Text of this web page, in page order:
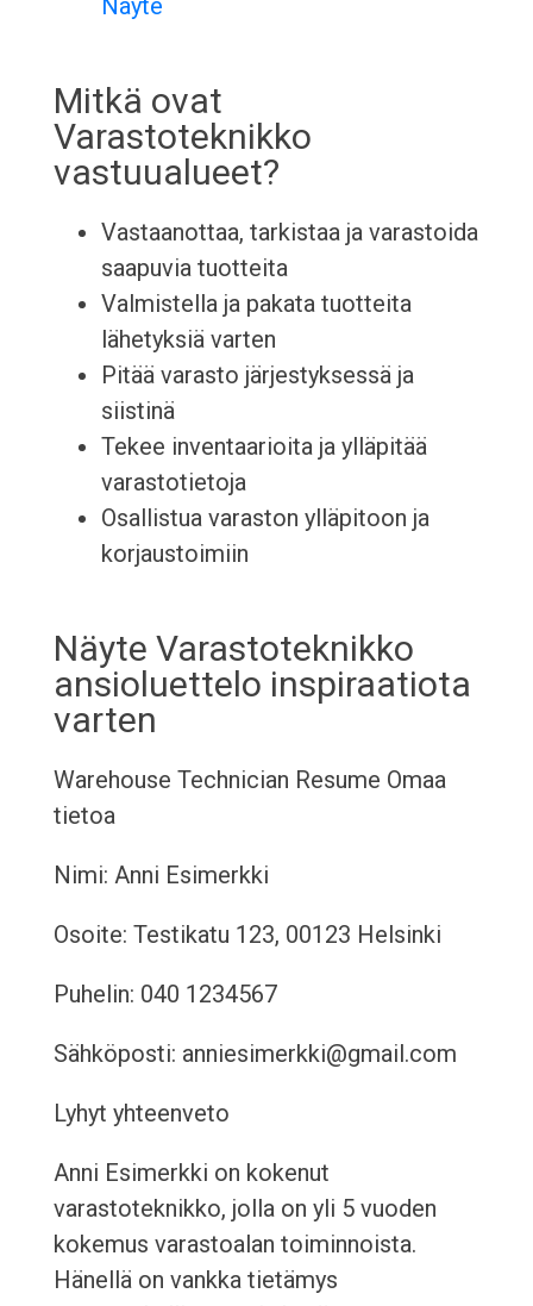
Näyte
Mitkä ovat
Varastoteknikko
vastuualueet?
Vastaanottaa, tarkistaa ja varastoida
saapuvia tuotteita
Valmistella ja pakata tuotteita
lähetyksiä varten
Pitää varasto järjestyksessä ja
siistinä
Tekee inventaarioita ja ylläpitää
varastotietoja
Osallistua varaston ylläpitoon ja
korjaustoimiin
Näyte Varastoteknikko
ansioluettelo inspiraatiota
varten
Warehouse Technician Resume Omaa
tietoa
Nimi: Anni Esimerkki
Osoite: Testikatu 123, 00123 Helsinki
Puhelin: 040 1234567
Sähköposti: anniesimerkki@gmail.com
Lyhyt yhteenveto
Anni Esimerkki on kokenut
varastoteknikko, jolla on yli 5 vuoden
kokemus varastoalan toiminnoista.
Hänellä on vankka tietämys